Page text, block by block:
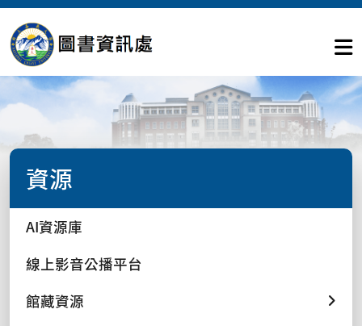
資源
AI資源庫
線上影音公播平台
館藏資源